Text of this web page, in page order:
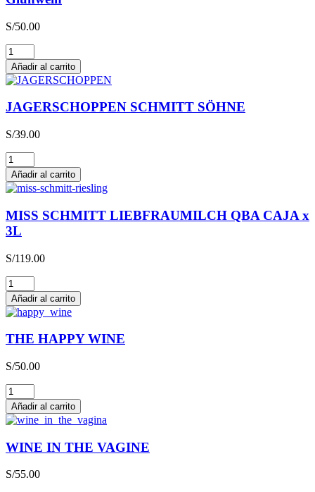
S/50.00
Glühwein
cantidad
Añadir al carrito
JAGERSCHOPPEN SCHMITT SÖHNE
S/39.00
JAGERSCHOPPEN
SCHMITT
SÖHNE
cantidad
Añadir al carrito
MISS SCHMITT LIEBFRAUMILCH QBA CAJA x
3L
S/119.00
MISS
SCHMITT
LIEBFRAUMILCH
QBA
CAJA
x
cantidad
Añadir al carrito
THE HAPPY WINE
S/50.00
THE
HAPPY
WINE
cantidad
Añadir al carrito
WINE IN THE VAGINE
S/55.00